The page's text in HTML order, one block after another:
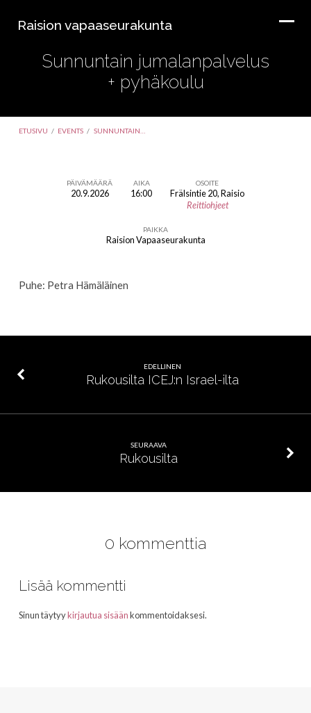
Raision vapaaseurakunta
Sunnuntain jumalanpalvelus
+ pyhäkoulu
ETUSIVU / EVENTS / SUNNUNTAIN…
PÄIVÄMÄÄRÄ
20.9.2026
AIKA
16:00
OSOITE
Frälsintie 20, Raisio
Reittiohjeet
PAIKKA
Raision Vapaaseurakunta
Puhe: Petra Hämäläinen
EDELLINEN
Rukousilta ICEJ:n Israel-ilta
SEURAAVA
Rukousilta
0 kommenttia
Lisää kommentti
Sinun täytyykirjautua sisäänkommentoidaksesi.